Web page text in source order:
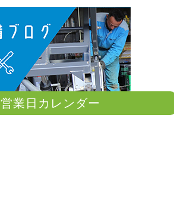
営業日カレンダー